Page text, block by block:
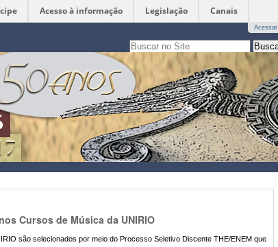
Acesso à informação Legislação Canais
Acessar
Busca
apenas nesta seção
Busca
Avançada…
Cursos de Música da UNIRIO
são selecionados por meio do Processo Seletivo Discente THE/ENEM que